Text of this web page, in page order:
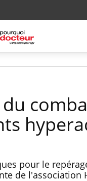
du
pour le
de l'association